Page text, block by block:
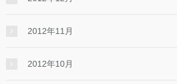
2012年11月
2012年10月